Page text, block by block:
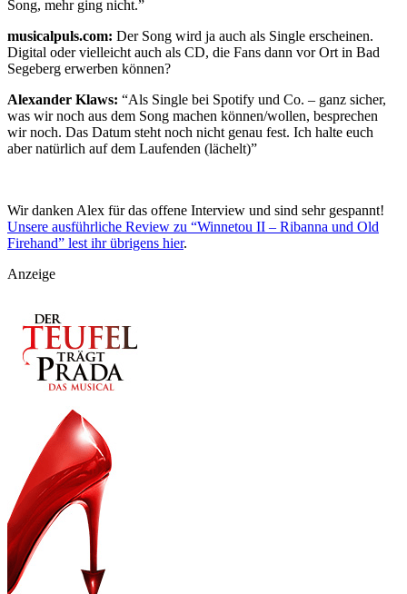
Song, mehr ging nicht.”
musicalpuls.com: Der Song wird ja auch als Single erscheinen.
Digital oder vielleicht auch als CD, die Fans dann vor Ort in Bad
Segeberg erwerben können?
Alexander Klaws: “Als Single bei Spotify und Co. – ganz sicher,
was wir noch aus dem Song machen können/wollen, besprechen
wir noch. Das Datum steht noch nicht genau fest. Ich halte euch
aber natürlich auf dem Laufenden (lächelt)”
Wir danken Alex für das offene Interview und sind sehr gespannt!
Unsere ausführliche Review zu “Winnetou II – Ribanna und Old
Firehand” lest ihr übrigens hier.
Anzeige